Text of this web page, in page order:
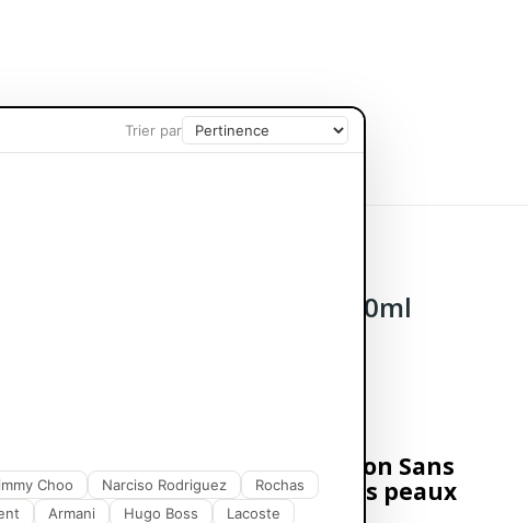
CORPS ET BAIN
SOIN CHEVEUX
Without Soap 1000ml 250ml
Douceur SEBAMED Emulsion Sans
quotidienne respectueuse des peaux
Trier par
Choo Narciso Rodriguez
Rochas
Armani Hugo Boss
Lacoste